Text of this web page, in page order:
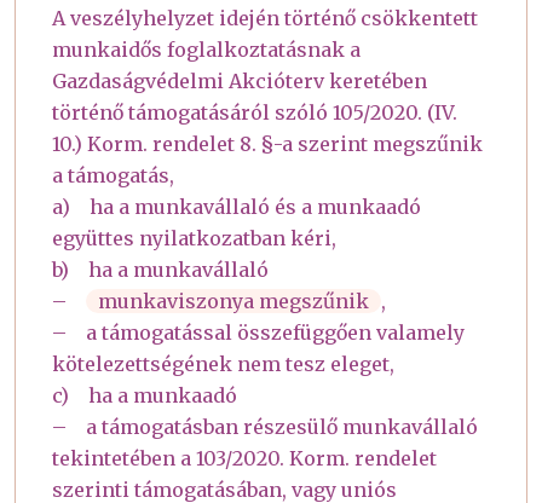
A veszélyhelyzet idején történő csökkentett
munkaidős foglalkoztatásnak a
Gazdaságvédelmi Akcióterv keretében
történő támogatásáról szóló 105/2020. (IV.
10.) Korm. rendelet 8. §-a szerint megszűnik
a támogatás,
a) ha a munkavállaló és a munkaadó
együttes nyilatkozatban kéri,
b) ha a munkavállaló
–
munkaviszonya megszűnik ,
– a támogatással összefüggően valamely
kötelezettségének nem tesz eleget,
c) ha a munkaadó
– a támogatásban részesülő munkavállaló
tekintetében a 103/2020. Korm. rendelet
szerinti támogatásában, vagy uniós